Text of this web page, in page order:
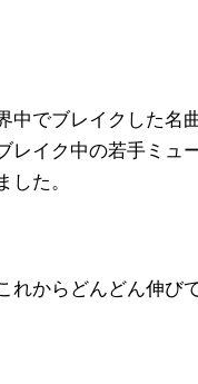
中でブレイクした名
レイク中の若手ミュ
した。
れからどんどん伸び